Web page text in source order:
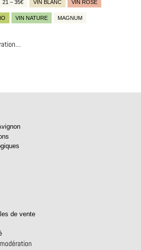
21 – 35€ VIN BLANC VIN ROSÉ
VIN NATURE MAGNUM
de vente